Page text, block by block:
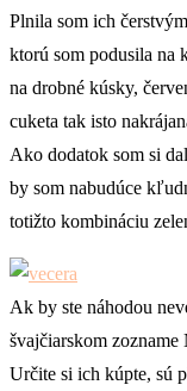
Plnila som ich
ktorú som podusila na
na drobné kúsky,
cuketa tak isto
Ako dodatok som si
by som nabudúce
totižto kombináciu
Ak by ste náhodou
švajčiarskom
Určite si ich kúpte, sú